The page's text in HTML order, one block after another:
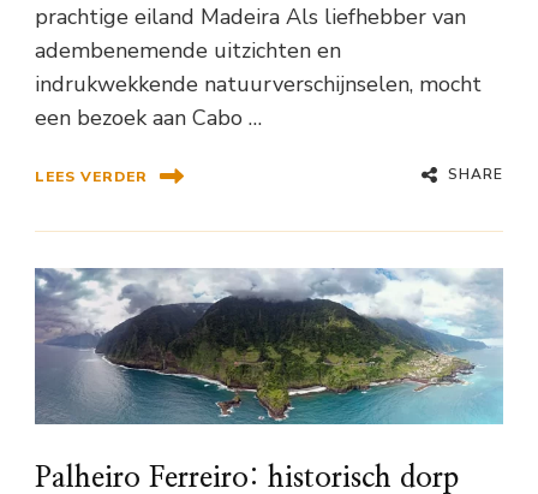
prachtige eiland Madeira Als liefhebber van
adembenemende uitzichten en
indrukwekkende natuurverschijnselen, mocht
een bezoek aan Cabo …
LEES VERDER SHARE
Palheiro Ferreiro: historisch dorp